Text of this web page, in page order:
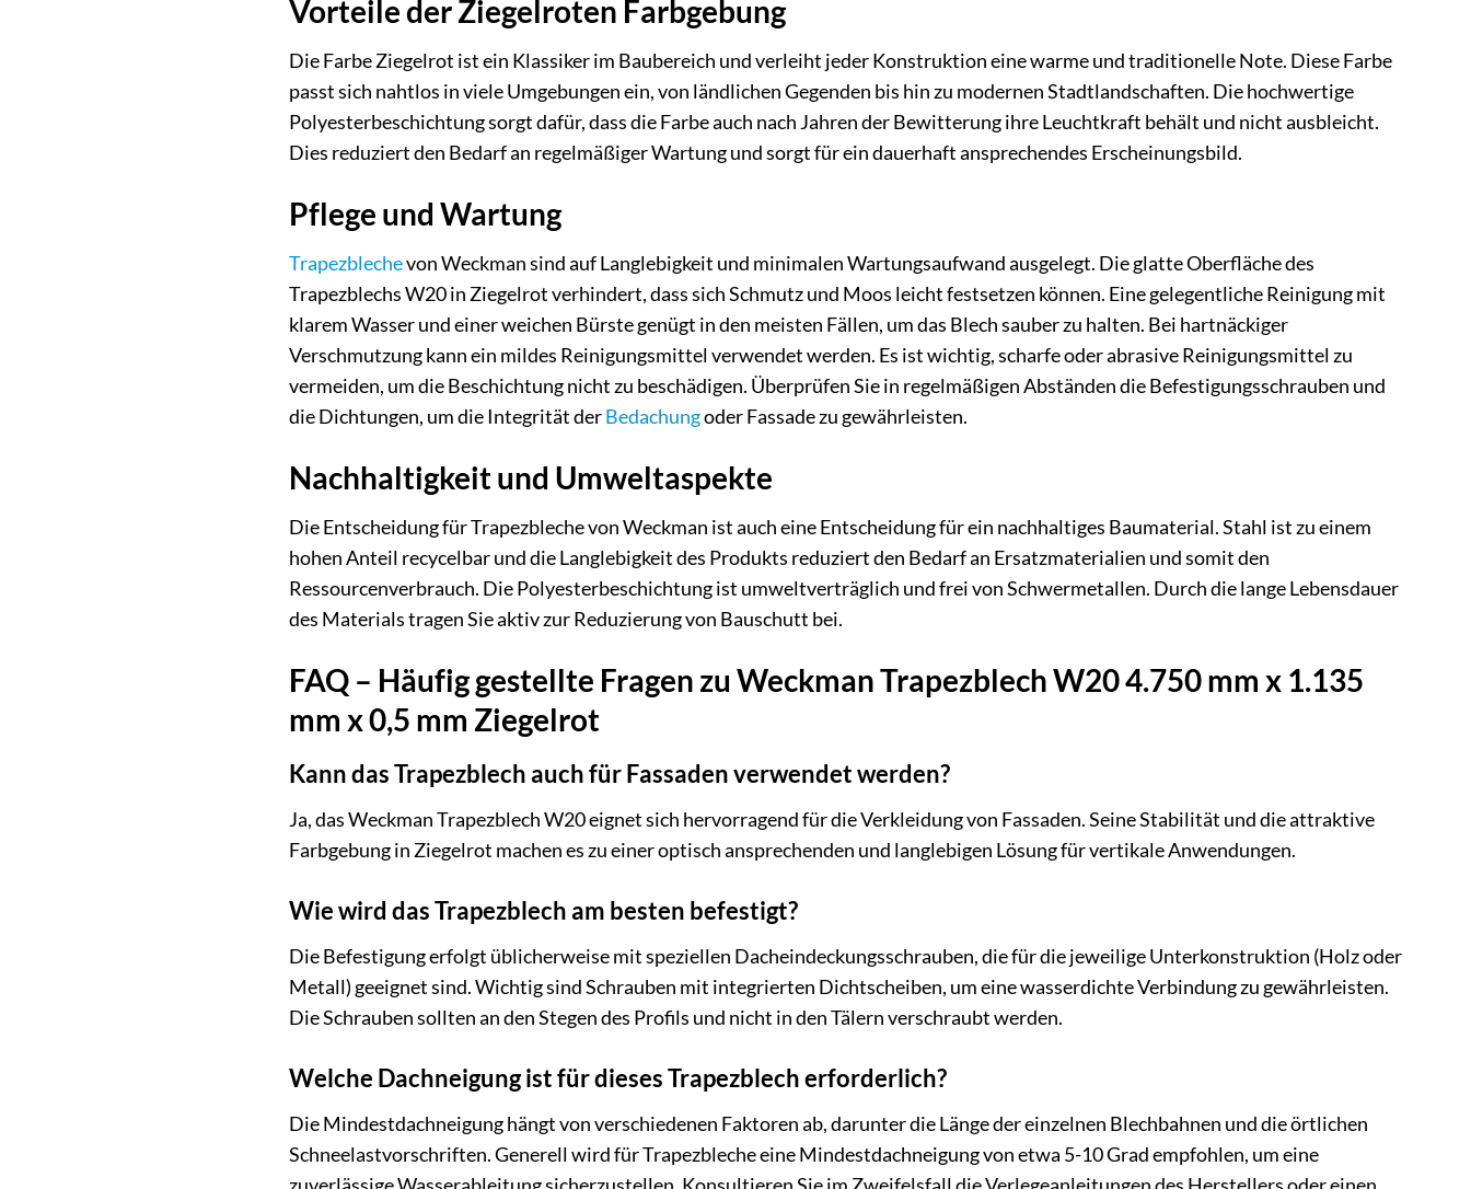
Vorteile der Ziegelroten Farbgebung
Die Farbe Ziegelrot ist ein Klassiker im Baubereich und verleiht jeder Konstruktion eine warme und traditionelle Note. Diese Farbe
passt sich nahtlos in viele Umgebungen ein, von ländlichen Gegenden bis hin zu modernen Stadtlandschaften. Die hochwertige
Polyesterbeschichtung sorgt dafür, dass die Farbe auch nach Jahren der Bewitterung ihre Leuchtkraft behält und nicht ausbleicht.
Dies reduziert den Bedarf an regelmäßiger Wartung und sorgt für ein dauerhaft ansprechendes Erscheinungsbild.
Pflege und Wartung
Trapezblechevon Weckman sind auf Langlebigkeit und minimalen Wartungsaufwand ausgelegt. Die glatte Oberfläche des
Trapezblechs W20 in Ziegelrot verhindert, dass sich Schmutz und Moos leicht festsetzen können. Eine gelegentliche Reinigung mit
klarem Wasser und einer weichen Bürste genügt in den meisten Fällen, um das Blech sauber zu halten. Bei hartnäckiger
Verschmutzung kann ein mildes Reinigungsmittel verwendet werden. Es ist wichtig, scharfe oder abrasive Reinigungsmittel zu
vermeiden, um die Beschichtung nicht zu beschädigen. Überprüfen Sie in regelmäßigen Abständen die Befestigungsschrauben und
die Dichtungen, um die Integrität derBedachungoder Fassade zu gewährleisten.
Nachhaltigkeit und Umweltaspekte
Die Entscheidung für Trapezbleche von Weckman ist auch eine Entscheidung für ein nachhaltiges Baumaterial. Stahl ist zu einem
hohen Anteil recycelbar und die Langlebigkeit des Produkts reduziert den Bedarf an Ersatzmaterialien und somit den
Ressourcenverbrauch. Die Polyesterbeschichtung ist umweltverträglich und frei von Schwermetallen. Durch die lange Lebensdauer
des Materials tragen Sie aktiv zur Reduzierung von Bauschutt bei.
FAQ – Häufig gestellte Fragen zu Weckman Trapezblech W20 4.750 mm x 1.135
mm x 0,5 mm Ziegelrot
Kann das Trapezblech auch für Fassaden verwendet werden?
Ja, das Weckman Trapezblech W20 eignet sich hervorragend für die Verkleidung von Fassaden. Seine Stabilität und die attraktive
Farbgebung in Ziegelrot machen es zu einer optisch ansprechenden und langlebigen Lösung für vertikale Anwendungen.
Wie wird das Trapezblech am besten befestigt?
Die Befestigung erfolgt üblicherweise mit speziellen Dacheindeckungsschrauben, die für die jeweilige Unterkonstruktion (Holz oder
Metall) geeignet sind. Wichtig sind Schrauben mit integrierten Dichtscheiben, um eine wasserdichte Verbindung zu gewährleisten.
Die Schrauben sollten an den Stegen des Profils und nicht in den Tälern verschraubt werden.
Welche Dachneigung ist für dieses Trapezblech erforderlich?
Die Mindestdachneigung hängt von verschiedenen Faktoren ab, darunter die Länge der einzelnen Blechbahnen und die örtlichen
Schneelastvorschriften. Generell wird für Trapezbleche eine Mindestdachneigung von etwa 5-10 Grad empfohlen, um eine